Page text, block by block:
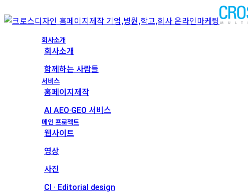
회사소개
회사소개
함께하는 사람들
서비스
홈페이지제작
AI AEO·GEO 서비스
메인 프로젝트
웹사이트
영상
사진
CI · Editorial design